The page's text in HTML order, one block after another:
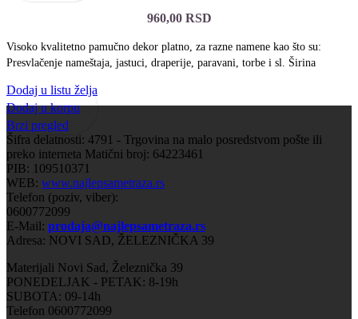
960,00 RSD
Visoko kvalitetno pamučno dekor platno, za razne namene kao što su:
Presvlačenje nameštaja, jastuci, draperije, paravani, torbe i sl. Širina
Dodaj u listu želja
Dodaj u korpu
Brzi pregled
Šifra delatnosti: 4791 - Trgovina na malo posredstvom pošte ili
preko interneta Matični broj: 64223461
PIB: 109510371
WEB: www.najlepsametraza.rs
Telefon (poziv, viber):
0600772099
E-Mail: prodaja@najlepsametraza.rs
Adresa: NOVI SAD, ŽELEZNIČKA 39
Materijali Novi Sad, Železnička 39
PONEDELJAK - PETAK: 8-19h
SUBOTA: 09-14h
Telefon 0600772099